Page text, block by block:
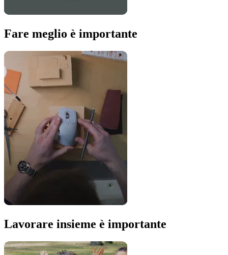
Fare meglio è importante
Lavorare insieme è importante